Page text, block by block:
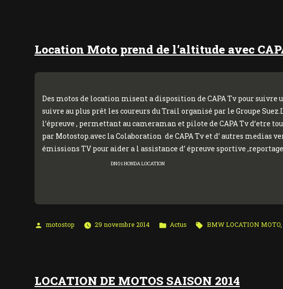
Location Moto prend de l’altitude avec
Des motos de location misent a disposition de CAPA Tv pour
suivre au plus prêt les coureurs du Trail organisé par le Groupe
l’épreuve , permettant au cameraman et pilote de CAPA Tv
par Motostop.avec la Colaboration de CAPA Tv et d’ autres medias
émissions TV pour aider a l assistance d’ épreuve sportive
DN01 HONDA LOCATION
Publié
motostop 29 novembre 2014
Publié
Actus Étiquettes :
BMW LOCATION MOTO,
LOCATION DE MOTOS SAISON 2014